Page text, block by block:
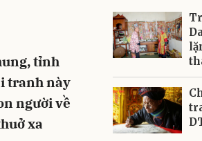
tỉnh
tranh này
người về
xa
Gửi